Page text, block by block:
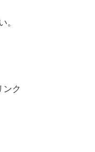
。
ンク